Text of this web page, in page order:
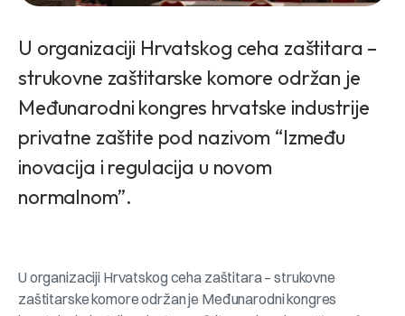
U organizaciji Hrvatskog ceha zaštitara –
strukovne zaštitarske komore održan je
Međunarodni kongres hrvatske industrije
privatne zaštite pod nazivom “Između
inovacija i regulacija u novom
normalnom”.
U organizaciji Hrvatskog ceha zaštitara – strukovne
zaštitarske komore održan je Međunarodni kongres